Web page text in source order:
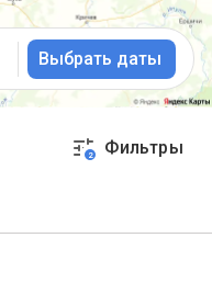
Выбрать даты
2 Фильтры